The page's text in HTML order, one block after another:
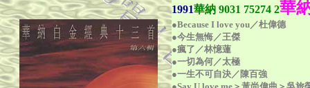
1991華納 9031 75274 2華
●Because I love you／杜偉德
●今生無悔／王傑
●瘋了／林憶蓮
●一切為何／太極
●一生不可自決／陳百強